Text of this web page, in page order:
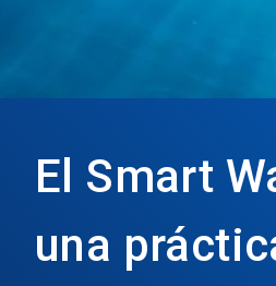
El Smart
una